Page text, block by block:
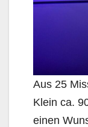
Aus 25
Klein ca.
einen